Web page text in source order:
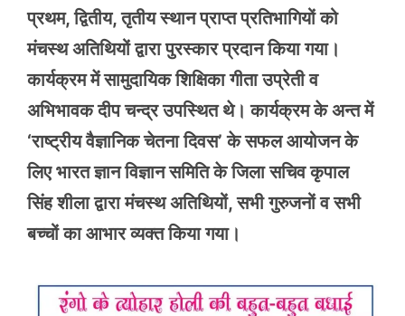
प्रथम, द्वितीय, तृतीय स्थान प्राप्त प्रतिभागियों को
मंचस्थ अतिथियों द्वारा पुरस्कार प्रदान किया गया।
कार्यक्रम में सामुदायिक शिक्षिका गीता उप्रेती व
अभिभावक दीप चन्द्र उपस्थित थे। कार्यक्रम के अन्त में
‘राष्ट्रीय वैज्ञानिक चेतना दिवस’ के सफल आयोजन के
लिए भारत ज्ञान विज्ञान समिति के जिला सचिव कृपाल
सिंह शीला द्वारा मंचस्थ अतिथियों, सभी गुरुजनों व सभी
बच्चों का आभार व्यक्त किया गया।